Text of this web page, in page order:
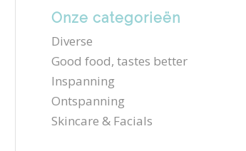
Onze categorieën
Diverse
Good food, tastes better
Inspanning
Ontspanning
Skincare & Facials